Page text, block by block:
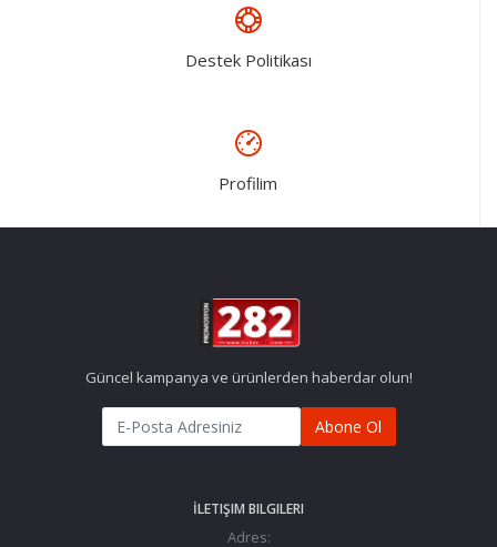
Destek Politikası
Profilim
Güncel kampanya ve ürünlerden haberdar olun!
Abone Ol
İLETIŞIM BILGILERI
Adres: